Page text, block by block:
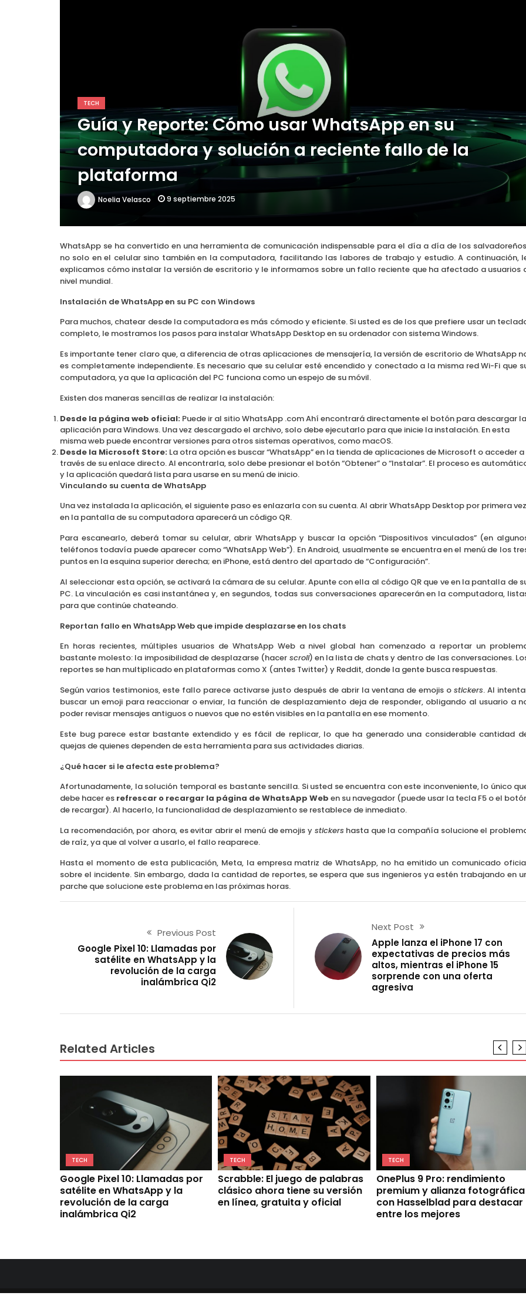
TECH
Guía y Reporte: Cómo usar WhatsApp en su
computadora y solución a reciente fallo de la
plataforma
Noelia Velasco 9 septiembre 2025
WhatsApp se ha convertido en una herramienta de comunicación indispensable para el día a día de los
no solo en el celular sino también en la computadora, facilitando las labores de trabajo y estudio. A continuación,
explicamos cómo instalar la versión de escritorio y le informamos sobre un fallo reciente que ha afectado a usuarios
nivel mundial.
Instalación de WhatsApp en su PC con Windows
Para muchos, chatear desde la computadora es más cómodo y eficiente. Si usted es de los que prefiere usar un
completo, le mostramos los pasos para instalar WhatsApp Desktop en su ordenador con sistema Windows.
Es importante tener claro que, a diferencia de otras aplicaciones de mensajería, la versión de escritorio de WhatsApp
es completamente independiente. Es necesario que su celular esté encendido y conectado a la misma red Wi-Fi que
computadora, ya que la aplicación del PC funciona como un espejo de su móvil.
Existen dos maneras sencillas de realizar la instalación:
Desde la página web oficial: Puede ir al sitio WhatsApp .com Ahí encontrará directamente el botón para descargar la
aplicación para Windows. Una vez descargado el archivo, solo debe ejecutarlo para que inicie la instalación. En esta
misma web puede encontrar versiones para otros sistemas operativos, como macOS.
Desde la Microsoft Store: La otra opción es buscar “WhatsApp” en la tienda de aplicaciones de Microsoft o acceder a
través de su enlace directo. Al encontrarla, solo debe presionar el botón “Obtener” o “Instalar”. El proceso es
y la aplicación quedará lista para usarse en su menú de inicio.
Vinculando su cuenta de WhatsApp
Una vez instalada la aplicación, el siguiente paso es enlazarla con su cuenta. Al abrir WhatsApp Desktop por primera
en la pantalla de su computadora aparecerá un código QR.
Para escanearlo, deberá tomar su celular, abrir WhatsApp y buscar la opción “Dispositivos vinculados” (en
teléfonos todavía puede aparecer como “WhatsApp Web”). En Android, usualmente se encuentra en el menú de los
puntos en la esquina superior derecha; en iPhone, está dentro del apartado de “Configuración”.
Al seleccionar esta opción, se activará la cámara de su celular. Apunte con ella al código QR que ve en la pantalla de
PC. La vinculación es casi instantánea y, en segundos, todas sus conversaciones aparecerán en la computadora,
para que continúe chateando.
Reportan fallo en WhatsApp Web que impide desplazarse en los chats
En horas recientes, múltiples usuarios de WhatsApp Web a nivel global han comenzado a reportar un
bastante molesto: la imposibilidad de desplazarse (hacer scroll) en la lista de chats y dentro de las conversaciones.
reportes se han multiplicado en plataformas como X (antes Twitter) y Reddit, donde la gente busca respuestas.
Según varios testimonios, este fallo parece activarse justo después de abrir la ventana de emojis o stickers. Al
buscar un emoji para reaccionar o enviar, la función de desplazamiento deja de responder, obligando al usuario a
poder revisar mensajes antiguos o nuevos que no estén visibles en la pantalla en ese momento.
Este bug parece estar bastante extendido y es fácil de replicar, lo que ha generado una considerable cantidad
quejas de quienes dependen de esta herramienta para sus actividades diarias.
¿Qué hacer si le afecta este problema?
Afortunadamente, la solución temporal es bastante sencilla. Si usted se encuentra con este inconveniente, lo único
debe hacer es refrescar o recargar la página de WhatsApp Web en su navegador (puede usar la tecla F5 o el
de recargar). Al hacerlo, la funcionalidad de desplazamiento se restablece de inmediato.
La recomendación, por ahora, es evitar abrir el menú de emojis y stickershasta que la compañía solucione el
de raíz, ya que al volver a usarlo, el fallo reaparece.
Hasta el momento de esta publicación, Meta, la empresa matriz de WhatsApp, no ha emitido un comunicado
sobre el incidente. Sin embargo, dada la cantidad de reportes, se espera que sus ingenieros ya estén trabajando en
parche que solucione este problema en las próximas horas.
Previous Post
Google Pixel 10: Llamadas por
satélite en WhatsApp y la
revolución de la carga
inalámbrica Qi2
Next Post
Apple lanza el iPhone 17 con
expectativas de precios más
altos, mientras el iPhone 15
sorprende con una oferta
agresiva
Related Articles
TECH
Google Pixel 10: Llamadas por
satélite en WhatsApp y la
revolución de la carga
inalámbrica Qi2
TECH
Scrabble: El juego de palabras
clásico ahora tiene su versión
en línea, gratuita y oficial
TECH
OnePlus 9 Pro: rendimiento
premium y alianza fotográfica
con Hasselblad para destacar
entre los mejores